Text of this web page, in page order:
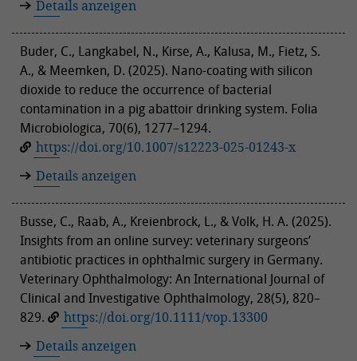
Details anzeigen
Buder, C., Langkabel, N., Kirse, A., Kalusa, M., Fietz, S.
A., & Meemken, D. (2025). Nano-coating with silicon
dioxide to reduce the occurrence of bacterial
contamination in a pig abattoir drinking system. Folia
Microbiologica, 70(6), 1277–1294.
https://doi.org/10.1007/s12223-025-01243-x
Details anzeigen
Busse, C., Raab, A., Kreienbrock, L., & Volk, H. A. (2025).
Insights from an online survey: veterinary surgeons’
antibiotic practices in ophthalmic surgery in Germany.
Veterinary Ophthalmology: An International Journal of
Clinical and Investigative Ophthalmology, 28(5), 820–
829.
https://doi.org/10.1111/vop.13300
Details anzeigen